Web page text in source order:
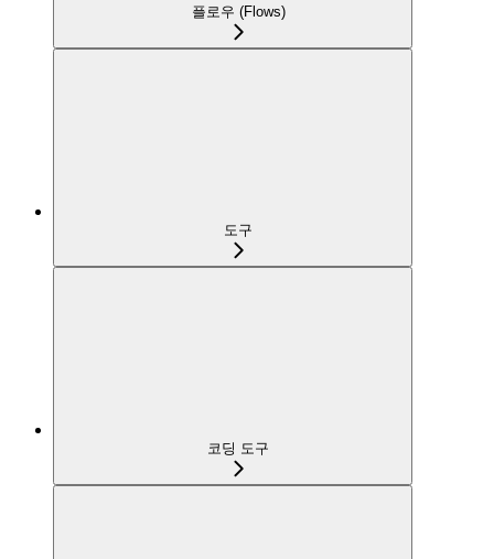
플로우 (Flows)
도구
코딩 도구